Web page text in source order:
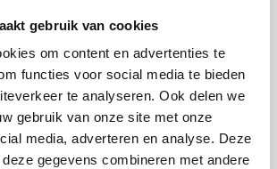
gebruik van cookies
om content en advertenties te
functies voor social media te bieden
te analyseren. Ook delen we
gebruik van onze site met onze
media, adverteren en analyse. Deze
gegevens combineren met andere
kennis is verzameld in het
eerste domein
kwamen drie domeinen naar voren in
De eerste is empathie,